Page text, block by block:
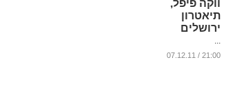
ווקה פיפל,
תיאטרון
ירושלים
...
21:00 / 07.12.11